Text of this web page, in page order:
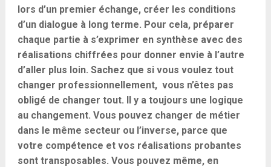
lors d’un premier échange, créer les conditions
d’un dialogue à long terme. Pour cela, préparer
chaque partie à s’exprimer en synthèse avec des
réalisations chiffrées pour donner envie à l’autre
d’aller plus loin. Sachez que si vous voulez tout
changer professionnellement, vous n’êtes pas
obligé de changer tout. Il y a toujours une logique
au changement. Vous pouvez changer de métier
dans le même secteur ou l’inverse, parce que
votre compétence et vos réalisations probantes
sont transposables. Vous pouvez même, en